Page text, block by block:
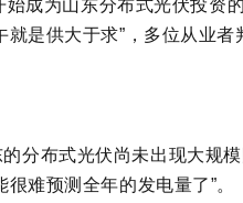
始成为山东分布式光伏投资
是供大于求”，多位从业者
分布式光伏尚未出现大规
难预测全年的发电量了”。